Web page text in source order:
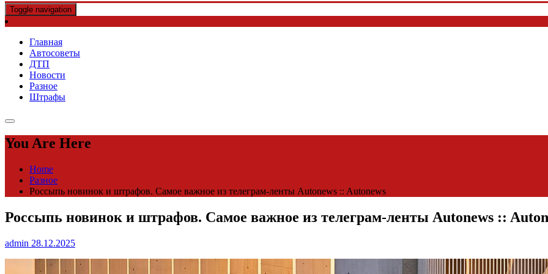
Toggle navigation
Главная
Автосоветы
ДТП
Новости
Разное
Штрафы
You Are Here
Home
Разное
Россыпь новинок и штрафов. Самое важное из телеграм-ленты Autonews :: Autonews
Россыпь новинок и штрафов. Самое важное из телеграм-ленты Autonews ::
admin 28.12.2025